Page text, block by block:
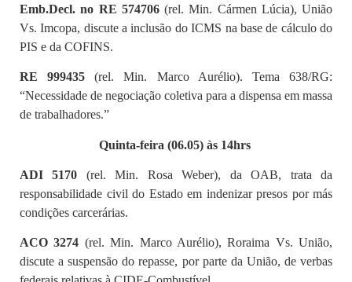
Emb.Decl. no RE 574706(rel. Min. Cármen Lúcia), União
Vs. Imcopa, discute a inclusão do ICMS na base de cálculo do
PIS e da COFINS.
RE 999435 (rel. Min. Marco Aurélio). Tema 638/RG:
“Necessidade de negociação coletiva para a dispensa em massa
de trabalhadores.”
Quinta-feira (06.05) às 14hrs
ADI 5170 (rel. Min. Rosa Weber), da OAB, trata da
responsabilidade civil do Estado em indenizar presos por más
condições carcerárias.
ACO 3274 (rel. Min. Marco Aurélio), Roraima Vs. União,
discute a suspensão do repasse, por parte da União, de verbas